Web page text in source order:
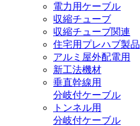
電力用ケーブル
収縮チューブ
収縮チューブ関連
住宅用プレハブ製品
アルミ屋外配電用
新工法機材
垂直幹線用
分岐付ケーブル
トンネル用
分岐付ケーブル